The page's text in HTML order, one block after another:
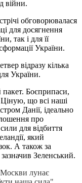
війни.
обговорювалася
для досягнення
так і для її
України.
відразу кілька
України.
Боєприпаси,
що всі наші
Данії, ідеально
про
для відбиття
який
А також за
Зеленський.
Москви лунає